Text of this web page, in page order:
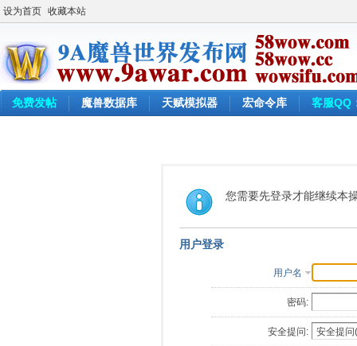
设为首页 收藏本站
免费发帖 魔兽数据库 天赋模拟器 宏命令库 客服QQ
您需要先登录才能继续本
用户登录
用户名
密码:
安全提问: